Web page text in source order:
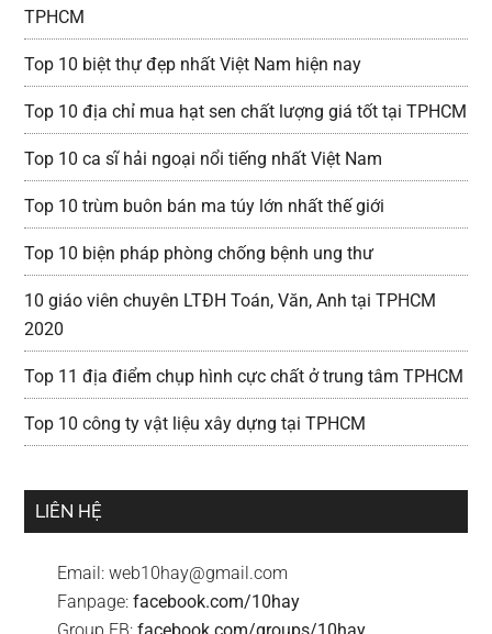
TPHCM
Top 10 biệt thự đẹp nhất Việt Nam hiện nay
Top 10 địa chỉ mua hạt sen chất lượng giá tốt tại TPHCM
Top 10 ca sĩ hải ngoại nổi tiếng nhất Việt Nam
Top 10 trùm buôn bán ma túy lớn nhất thế giới
Top 10 biện pháp phòng chống bệnh ung thư
10 giáo viên chuyên LTĐH Toán, Văn, Anh tại TPHCM
2020
Top 11 địa điểm chụp hình cực chất ở trung tâm TPHCM
Top 10 công ty vật liệu xây dựng tại TPHCM
LIÊN HỆ
Email:web10hay@gmail.com
Fanpage:facebook.com/10hay